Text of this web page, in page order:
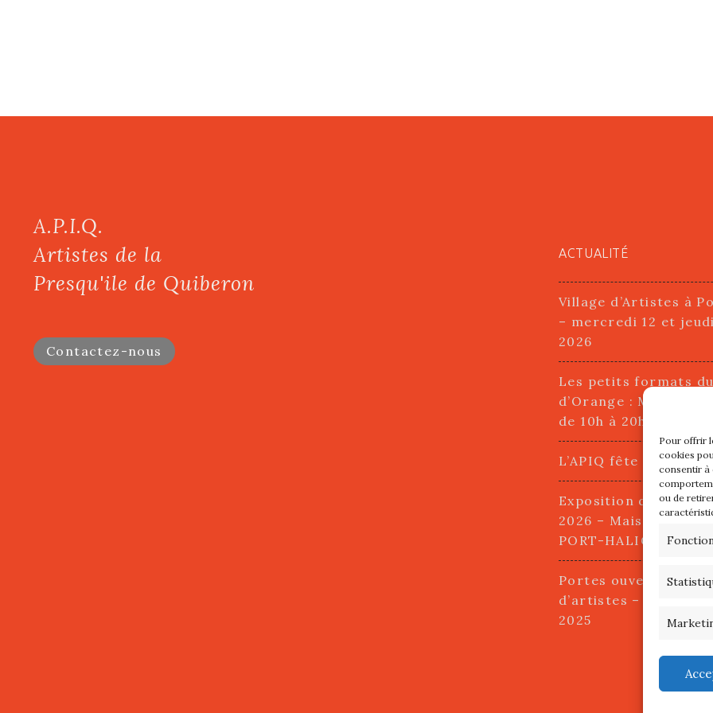
Pour offrir
cookies
consentir à
ou de
A.P.I.Q.
Artistes de la
Presqu'ile de Quiberon
Contactez-nous
ACTUALITÉ
Village d’Artistes à
– mercredi 12 et
2026
Les petits formats
d’Orange : Mercredi
de 10h à 20h
L’APIQ fête ses 10
Exposition du 20
2026 – Maison du
PORT-HALIGUEN –
Portes ouvertes des
d’artistes – 13 et 14
2025